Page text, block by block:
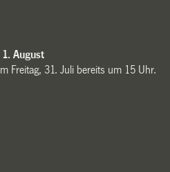
August
Freitag, 31. Juli bereits um 15 Uhr.